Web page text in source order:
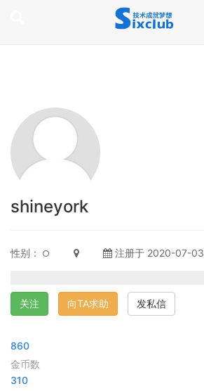
shineyork
性别： 注册于 2020-07-03
关注 向TA求助 发私信
860
金币数
310